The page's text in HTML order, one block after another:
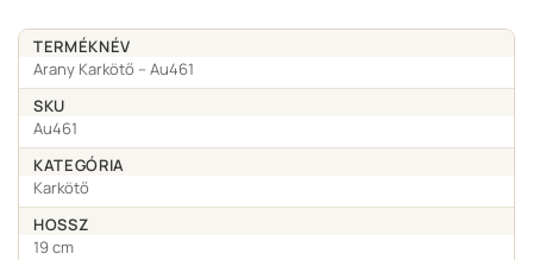
TERMÉKNÉV
Arany Karkötő – Au461
SKU
Au461
KATEGÓRIA
Karkötő
HOSSZ
19 cm